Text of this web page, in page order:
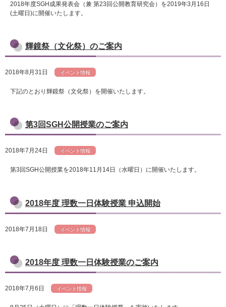
2018年度SGH成果発表会（兼 第23回公開教育研究会）を2019年3月16日
(土曜日)に開催いたします。
輝鏡祭（文化祭）のご案内
2018年8月31日 イベント情報
下記のとおり輝鏡祭（文化祭）を開催いたします。
第3回SGH公開授業のご案内
2018年7月24日 イベント情報
第3回SGH公開授業を2018年11月14日（水曜日）に開催いたします。
2018年度 理数一日体験授業 申込開始
2018年7月18日 イベント情報
2018年度 理数一日体験授業のご案内
2018年7月6日 イベント情報